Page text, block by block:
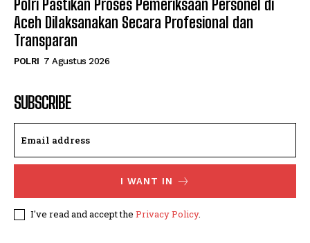
Polri Pastikan Proses Pemeriksaan Personel di
Aceh Dilaksanakan Secara Profesional dan
Transparan
POLRI 7 Agustus 2026
SUBSCRIBE
I WANT IN
I've read and accept the Privacy Policy.